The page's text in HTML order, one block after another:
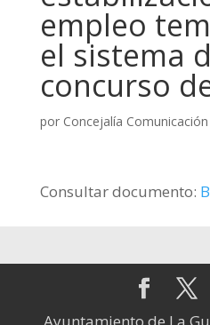
empleo
el sistema
concurso
por Concejalía Comunicación
Consultar documento: